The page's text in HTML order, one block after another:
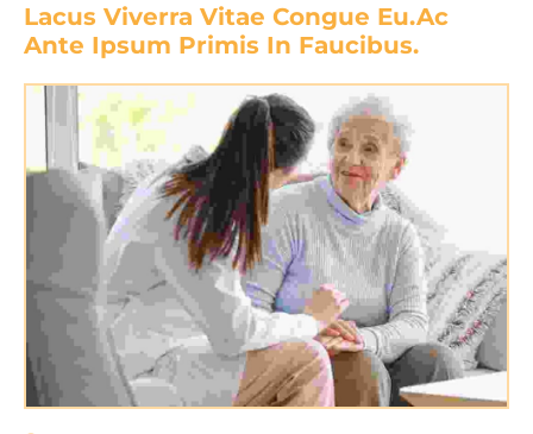
Lacus Viverra Vitae Congue Eu.Ac
Ante Ipsum Primis In Faucibus.